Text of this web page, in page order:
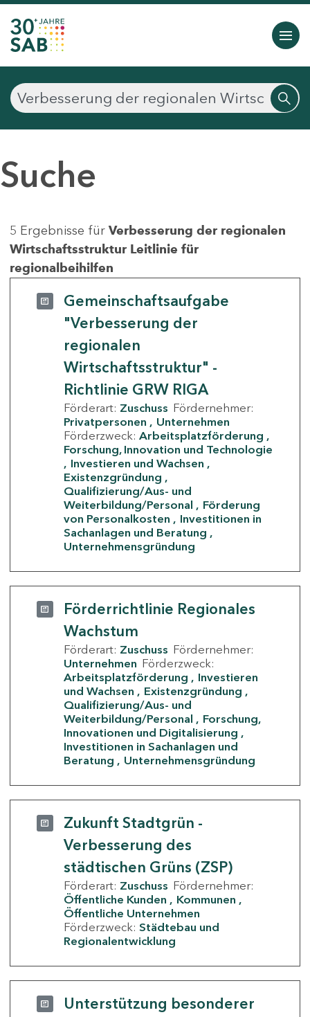
Suche
5 Ergebnisse für Verbesserung der regionalen
Wirtschaftsstruktur Leitlinie für
regionalbeihilfen
Gemeinschaftsaufgabe
"Verbesserung der
regionalen
Wirtschaftsstruktur" -
Richtlinie GRW RIGA
Förderart: Zuschuss Fördernehmer:
Privatpersonen
Unternehmen
Förderzweck: Arbeitsplatzförderung
Forschung, Innovation und Technologie
Investieren und Wachsen
Existenzgründung
Qualifizierung/Aus- und
Weiterbildung/Personal
Förderung
von Personalkosten
Investitionen in
Sachanlagen und Beratung
Unternehmensgründung
Förderrichtlinie Regionales
Wachstum
Förderart: Zuschuss Fördernehmer:
Unternehmen Förderzweck:
Arbeitsplatzförderung
Investieren
und Wachsen
Existenzgründung
Qualifizierung/Aus- und
Weiterbildung/Personal
Forschung,
Innovationen und Digitalisierung
Investitionen in Sachanlagen und
Beratung
Unternehmensgründung
Zukunft Stadtgrün -
Verbesserung des
städtischen Grüns (ZSP)
Förderart: Zuschuss Fördernehmer:
Öffentliche Kunden
Kommunen
Öffentliche Unternehmen
Förderzweck: Städtebau und
Regionalentwicklung
Unterstützung besonderer